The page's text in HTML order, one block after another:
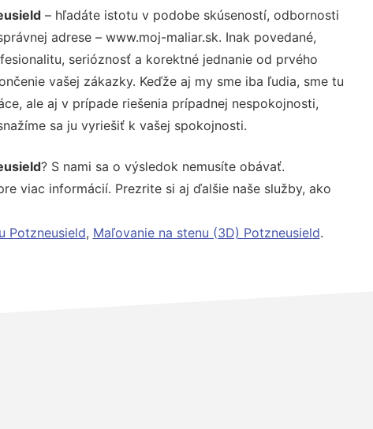
– hľadáte istotu v podobe skúseností, odbornosti
adrese – www.moj-maliar.sk. Inak povedané,
serióznosť a korektné jednanie od prvého
vašej zákazky. Keďže aj my sme iba ľudia, sme tu
ale aj v prípade riešenia prípadnej nespokojnosti,
sa ju vyriešiť k vašej spokojnosti.
? S nami sa o výsledok nemusíte obávať.
viac informácií. Prezrite si aj ďalšie naše služby, ako
Potzneusield, Maľovanie na stenu (3D) Potzneusield.